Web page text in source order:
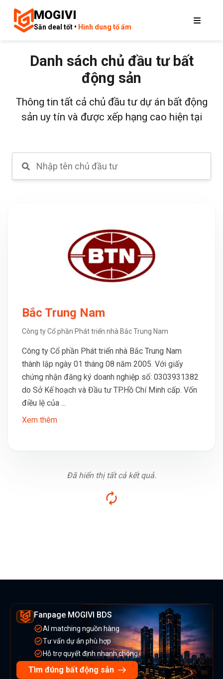
MOGIVI
Săn deal tốt • Hình dung tổ ấm
Danh sách chủ đầu tư bất
động sản
Thông tin tất cả chủ đầu tư dự án bất động
sản uy tín và được xếp hạng cao hiện tại
Bắc Trung Nam
Công ty Cổ phần Phát triển nhà Bắc Trung Nam
Công ty Cổ phần Phát triển nhà Bắc Trung Nam
thành lập ngày 01 tháng 08 năm 2005. Với giấy
chứng nhận đăng ký doanh nghiệp số: 0303931382
do Sở Kế hoạch và Đầu tư TP.Hồ Chí Minh cấp. Vốn
điều lệ của ...
Xem thêm
Đã hiển thị tất cả kết quả.
Fanpage MOGIVI BDS
AI matching nguồn hàng
Tư vấn dự án phù hợp
Hỗ trợ quyết định nhanh chóng
Tìm đúng bất động sản